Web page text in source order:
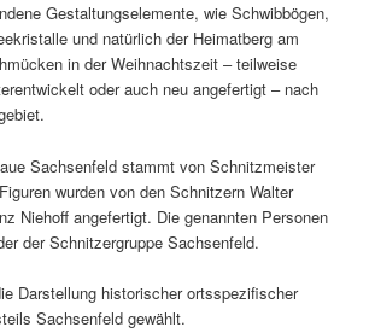
Gestaltungselemente, wie Schwibbögen,
und natür­lich der Heimatberg am
in der Weihnachtszeit – teil­weise
oder auch neu ange­fer­tigt – nach
Sachsenfeld stammt von Schnitzmeister
wurden von den Schnitzern Walter
Niehoff ange­fer­tigt. Die genannten Personen
der Schnitzergruppe Sachsenfeld.
Darstellung histo­ri­scher orts­spe­zi­fi­scher
Sachsenfeld gewählt.